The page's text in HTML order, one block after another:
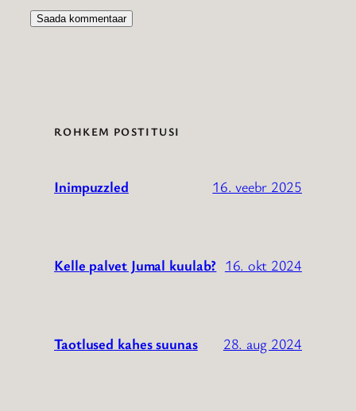
ROHKEM POSTITUSI
Inimpuzzled 16. veebr 2025
Kelle palvet Jumal kuulab? 16. okt 2024
Taotlused kahes suunas 28. aug 2024